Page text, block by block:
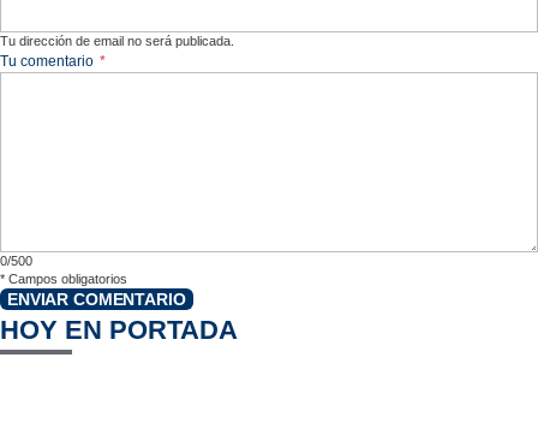
Tu dirección de email no será publicada.
Tu comentario *
0/500
* Campos obligatorios
ENVIAR COMENTARIO
HOY EN PORTADA